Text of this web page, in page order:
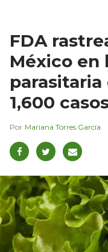
FDA
México en
parasitaria
1,600
Mariana Torres García